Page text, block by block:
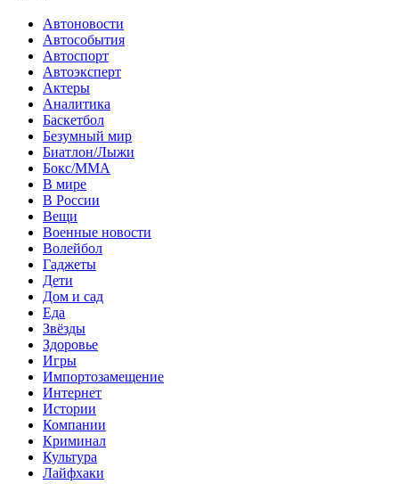
Автоновости
Автособытия
Автоспорт
Автоэксперт
Актеры
Аналитика
Баскетбол
Безумный мир
Биатлон/Лыжи
Бокс/MMA
В мире
В России
Вещи
Военные новости
Волейбол
Гаджеты
Дети
Дом и сад
Еда
Звёзды
Здоровье
Игры
Импортозамещение
Интернет
Истории
Компании
Криминал
Культура
Лайфхаки